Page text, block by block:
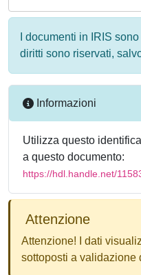
I documenti in IRIS
diritti sono riservati,
Informazioni
Utilizza questo
a questo documento:
https://hdl.handle.net/
Attenzione
Attenzione! I dati
sottoposti a validazione